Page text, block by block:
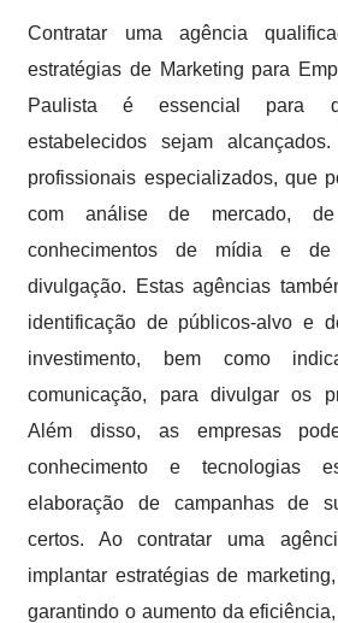
Contratar uma agência
estratégias de Marketing para
Paulista é essencial para
estabelecidos sejam
profissionais especializados, que
com análise de mercado, de
conhecimentos de mídia e
divulgação. Estas agências
identificação de públicos-alvo e
investimento, bem como
comunicação, para divulgar os
Além disso, as empresas
conhecimento e tecnologias
elaboração de campanhas de
certos. Ao contratar uma
implantar estratégias de
garantindo o aumento da